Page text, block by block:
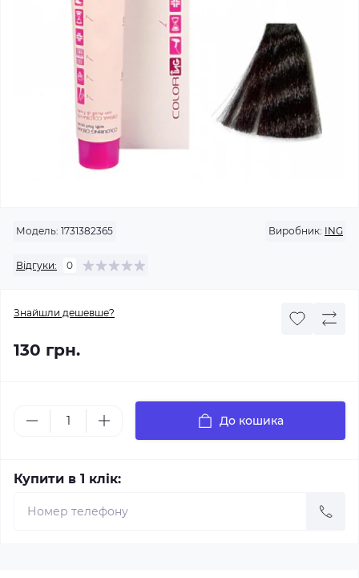
Модель: 1731382365 Виробник: ING
Відгуки: 0
Знайшли дешевше?
130 грн.
До кошика
Купити в 1 клік: